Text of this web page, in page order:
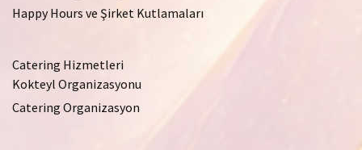
Happy Hours ve Şirket Kutlamaları
Catering Hizmetleri
Kokteyl Organizasyonu
Catering Organizasyon